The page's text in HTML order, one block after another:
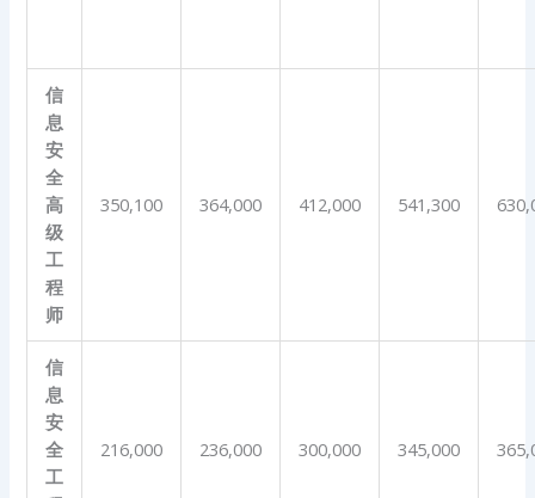
信
息
安
全
高
级
工
程
师
350,100 364,000 412,000 541,300
信
息
安
全
工
216,000 236,000 300,000 345,000